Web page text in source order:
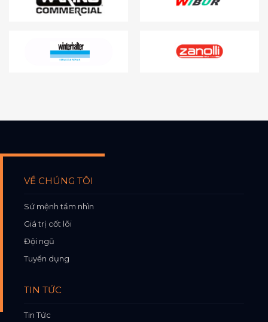
VỀ CHÚNG TÔI
Sứ mệnh tầm nhìn
Giá trị cốt lõi
Đội ngũ
Tuyển dụng
TIN TỨC
Tin Tức